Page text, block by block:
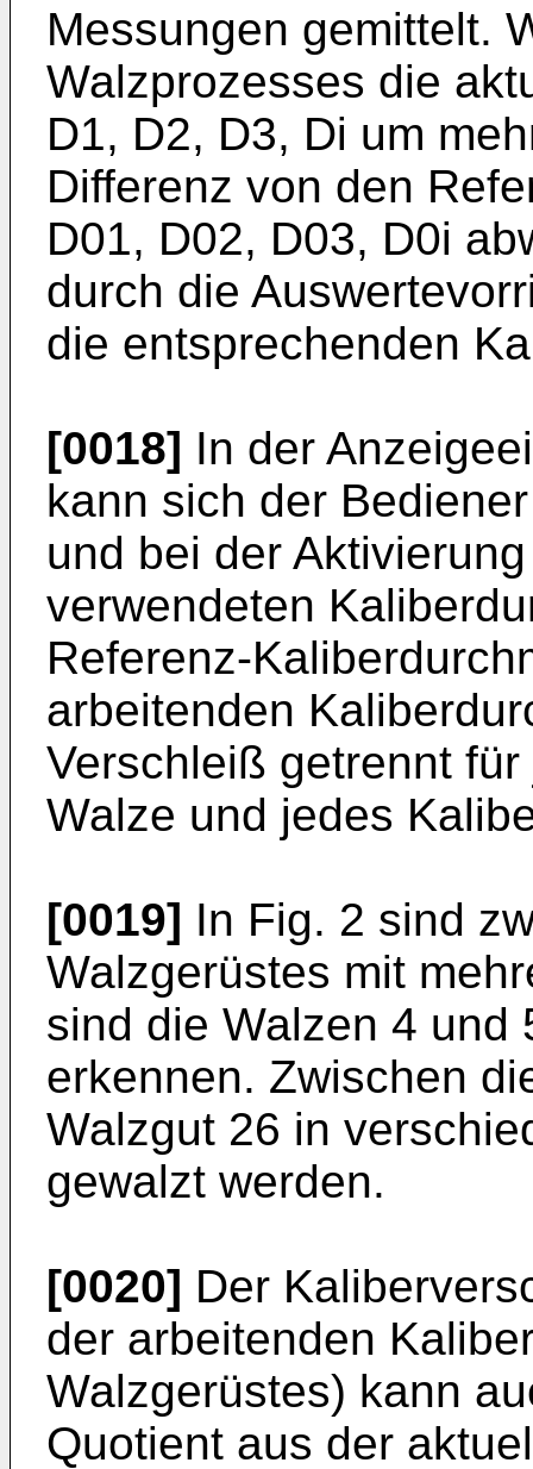
Messungen gemittelt.
Walz­prozesses die
D1, D2, D3, Di um
Differenz von den
D01, D02, D03, D0i
durch die
die entsprechenden
[0018] In der
kann sich der
und bei der
verwendeten
Referenz-
arbeitenden
Verschleiß getrennt
Walze und jedes
[0019] In Fig. 2 sind
Walzgerüstes mit
sind die Walzen 4 und
erkennen. Zwischen
Walzgut 26 in
gewalzt werden.
[0020] Der
der arbeitenden
Walzgerüstes) kann
Quotient aus der